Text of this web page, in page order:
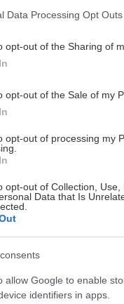
Data Processing Opt Outs
opt-out of the Sharing of
opt-out of the Sale of my
opt-out of processing my
opt-out of Collection,
Data that Is
allow Google to enable
identifiers in apps.
na záhrade
nimi poradiť
sa o neho, ako
váš trávnik mení
z týchto
júna 2023
akumulátory,
aku kosačka
550